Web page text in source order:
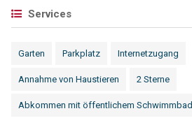
Services
Garten Parkplatz Internetzugang
Annahme von Haustieren 2 Sterne
Abkommen mit öffentlichem Schwimmbad